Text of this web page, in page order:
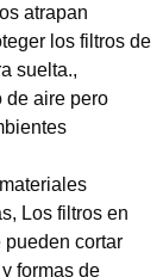
atrapan
los filtros de
suelta.,
de aire pero
Los filtros en
cortar
formas de